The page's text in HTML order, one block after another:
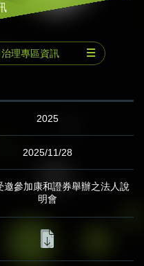
理專區資訊
2025
2025/11/28
邀參加康和證券舉辦之法人說
明會